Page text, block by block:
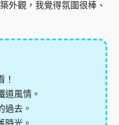
外觀，我覺得氛圍很棒、
！
道風情。
過去。
時光。